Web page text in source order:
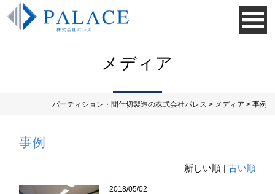
メディア
パーティション・間仕切製造の株式会社パレス > メディア > 事例
事例
新しい順 | 古い順
2018/05/02